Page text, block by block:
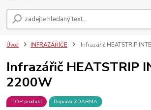
Úvod INFRAZÁŘIČE Infrazářič HEATSTRIP
Infrazářič HEATSTRIP
2200W
TOP produkt Doprava ZDARMA